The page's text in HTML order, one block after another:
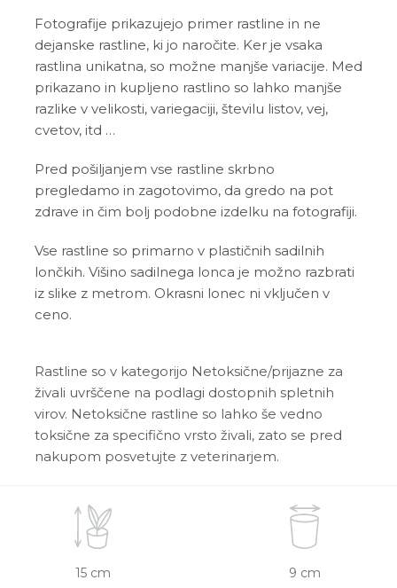
Fotografije prikazujejo primer rastline in ne
dejanske rastline, ki jo naročite. Ker je vsaka
rastlina unikatna, so možne manjše variacije. Med
prikazano in kupljeno rastlino so lahko manjše
razlike v velikosti, variegaciji, številu listov, vej,
cvetov, itd …
Pred pošiljanjem vse rastline skrbno
pregledamo in zagotovimo, da gredo na pot
zdrave in čim bolj podobne izdelku na fotografiji.
Vse rastline so primarno v plastičnih sadilnih
lončkih. Višino sadilnega lonca je možno razbrati
iz slike z metrom. Okrasni lonec ni vključen v
ceno.
Rastline so v kategorijo Netoksične/prijazne za
živali uvrščene na podlagi dostopnih spletnih
virov. Netoksične rastline so lahko še vedno
toksične za specifično vrsto živali, zato se pred
nakupom posvetujte z veterinarjem.
15 cm 9 cm